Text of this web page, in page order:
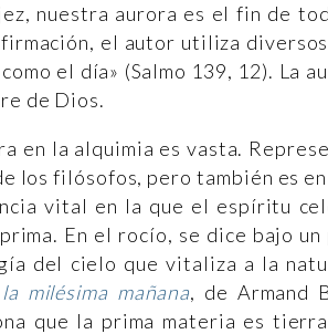
nuestra aurora es el fin de
el autor utiliza diversos
el día» (Salmo 139, 12). La
de Dios.
en la alquimia es vasta.
los filósofos, pero también es en
vital en la que el espíritu
En el rocío, se dice bajo
del cielo que vitaliza a la
milésima mañana, de Armand
que la prima materia es